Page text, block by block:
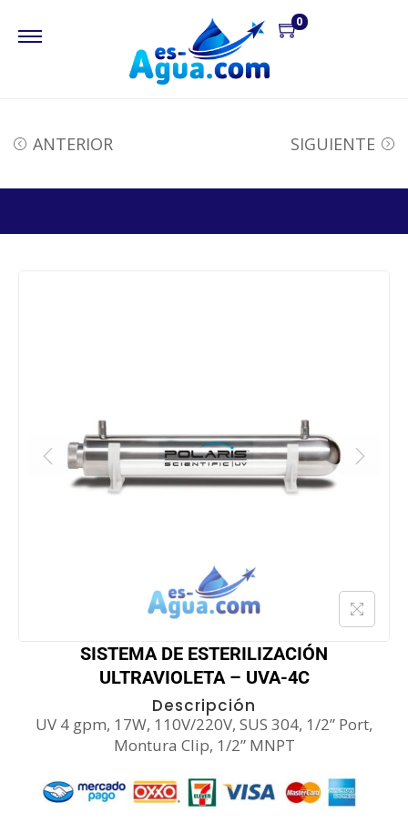
0
ANTERIOR SIGUIENTE
SISTEMA DE ESTERILIZACIÓN
ULTRAVIOLETA – UVA-4C
Descripción
UV 4 gpm, 17W, 110V/220V, SUS 304, 1/2” Port,
Montura Clip, 1/2” MNPT